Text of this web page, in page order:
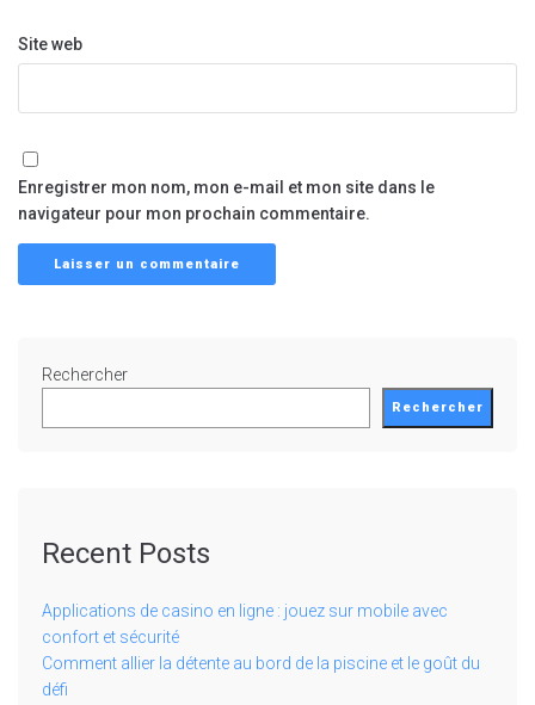
Site web
Enregistrer mon nom, mon e-mail et mon site dans le
navigateur pour mon prochain commentaire.
Rechercher
Rechercher
Recent Posts
Applications de casino en ligne : jouez sur mobile avec
confort et sécurité
Comment allier la détente au bord de la piscine et le goût du
défi